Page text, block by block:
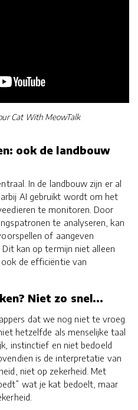
Cat With MeowTalk
ook de landbouw
In de landbouw zijn er al
AI gebruikt wordt om het
te monitoren. Door
te analyseren, kan
of aangeven
kan op termijn niet alleen
de efficiëntie van
Niet zo snel...
dat we nog niet te vroeg
hetzelfde als menselijke taal
instinctief en niet bedoeld
is de interpretatie van
niet op zekerheid. Met
wat je kat bedoelt, maar